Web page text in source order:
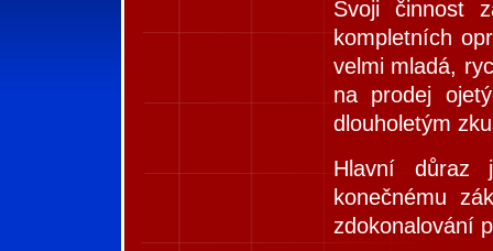
Svoji činnost
kompletních
velmi mladá,
na prodej
dlouholetým
Hlavní důraz
konečnému
zdokonalování